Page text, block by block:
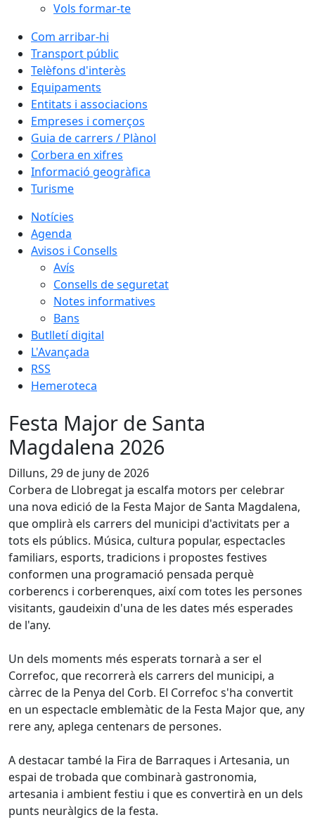
Vols formar-te
Com arribar-hi
Transport públic
Telèfons d'interès
Equipaments
Entitats i associacions
Empreses i comerços
Guia de carrers / Plànol
Corbera en xifres
Informació geogràfica
Turisme
Notícies
Agenda
Avisos i Consells
Avís
Consells de seguretat
Notes informatives
Bans
Butlletí digital
L'Avançada
RSS
Hemeroteca
Festa Major de Santa
Magdalena 2026
Dilluns, 29 de juny de 2026
Corbera de Llobregat ja escalfa motors per celebrar
una nova edició de la Festa Major de Santa Magdalena,
que omplirà els carrers del municipi d'activitats per a
tots els públics. Música, cultura popular, espectacles
familiars, esports, tradicions i propostes festives
conformen una programació pensada perquè
corberencs i corberenques, així com totes les persones
visitants, gaudeixin d'una de les dates més esperades
de l'any.
Un dels moments més esperats tornarà a ser el
Correfoc, que recorrerà els carrers del municipi, a
càrrec de la Penya del Corb. El Correfoc s'ha convertit
en un espectacle emblemàtic de la Festa Major que, any
rere any, aplega centenars de persones.
A destacar també la Fira de Barraques i Artesania, un
espai de trobada que combinarà gastronomia,
artesania i ambient festiu i que es convertirà en un dels
punts neuràlgics de la festa.